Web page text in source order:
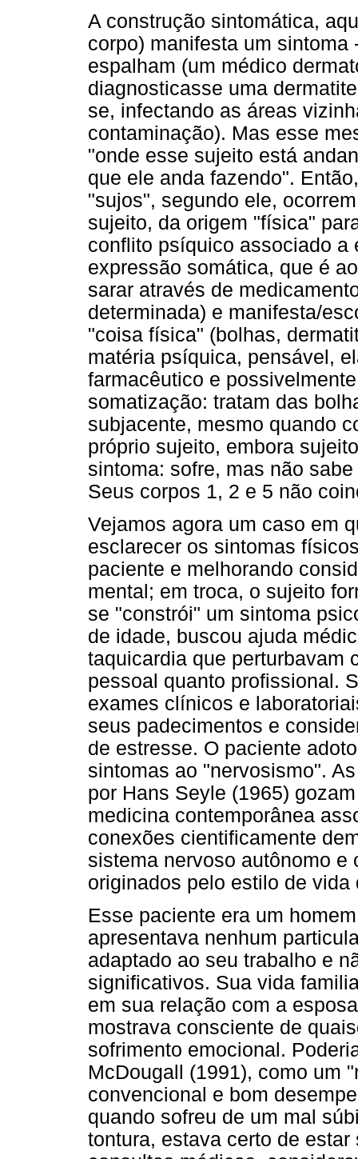
A construção sintomática,
corpo) manifesta um
espalham (um médico
diagnosticasse uma
se, infectando as áreas
contaminação). Mas esse
"onde esse sujeito está
que ele anda fazendo".
"sujos", segundo ele,
sujeito, da origem "física"
conflito psíquico associado a
expressão somática, que é
sarar através de
determinada) e manifesta/
"coisa física" (bolhas,
matéria psíquica, pensável,
farmacêutico e
somatização: tratam das
subjacente, mesmo quando
próprio sujeito, embora
sintoma: sofre, mas não
Seus corpos 1, 2 e 5 não
Vejamos agora um caso em
esclarecer os sintomas
paciente e melhorando
mental; em troca, o sujeito
se "constrói" um sintoma
de idade, buscou ajuda
taquicardia que perturbavam
pessoal quanto profissional.
exames clínicos e
seus padecimentos e
de estresse. O paciente
sintomas ao "nervosismo".
por Hans Seyle (1965)
medicina contemporânea
conexões cientificamente
sistema nervoso autônomo
originados pelo estilo de
Esse paciente era um
apresentava nenhum
adaptado ao seu trabalho e
significativos. Sua vida
em sua relação com a
mostrava consciente de
sofrimento emocional.
McDougall (1991), como um
convencional e bom
quando sofreu de um mal
tontura, estava certo de